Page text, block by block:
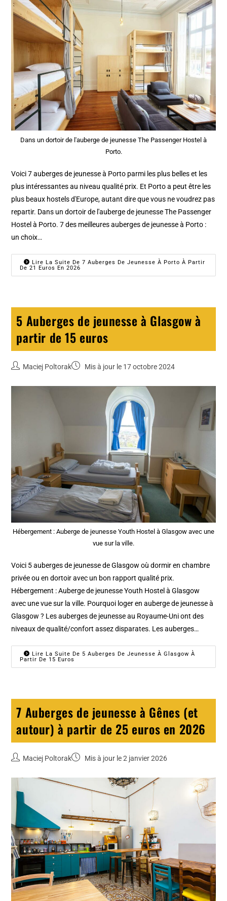
Dans un dortoir de l'auberge de jeunesse The Passenger Hostel à
Porto.
Voici 7 auberges de jeunesse à Porto parmi les plus belles et les
plus intéressantes au niveau qualité prix. Et Porto a peut être les
plus beaux hostels d'Europe, autant dire que vous ne voudrez pas
repartir. Dans un dortoir de l'auberge de jeunesse The Passenger
Hostel à Porto. 7 des meilleures auberges de jeunesse à Porto :
un choix…
Lire La Suite De 7 Auberges De Jeunesse À Porto À Partir
De 21 Euros En 2026
5 Auberges de jeunesse à Glasgow à
partir de 15 euros
Maciej Poltorak Mis à jour le 17 octobre 2024
Hébergement : Auberge de jeunesse Youth Hostel à Glasgow avec une
vue sur la ville.
Voici 5 auberges de jeunesse de Glasgow où dormir en chambre
privée ou en dortoir avec un bon rapport qualité prix.
Hébergement : Auberge de jeunesse Youth Hostel à Glasgow
avec une vue sur la ville. Pourquoi loger en auberge de jeunesse à
Glasgow ? Les auberges de jeunesse au Royaume-Uni ont des
niveaux de qualité/confort assez disparates. Les auberges…
Lire La Suite De 5 Auberges De Jeunesse À Glasgow À
Partir De 15 Euros
7 Auberges de jeunesse à Gênes (et
autour) à partir de 25 euros en 2026
Maciej Poltorak Mis à jour le 2 janvier 2026